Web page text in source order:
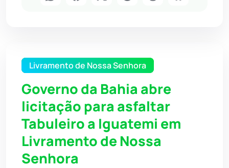
Livramento de Nossa Senhora
Governo da Bahia abre
licitação para asfaltar
Tabuleiro a Iguatemi em
Livramento de Nossa
Senhora